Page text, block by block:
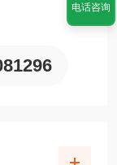
电话咨询